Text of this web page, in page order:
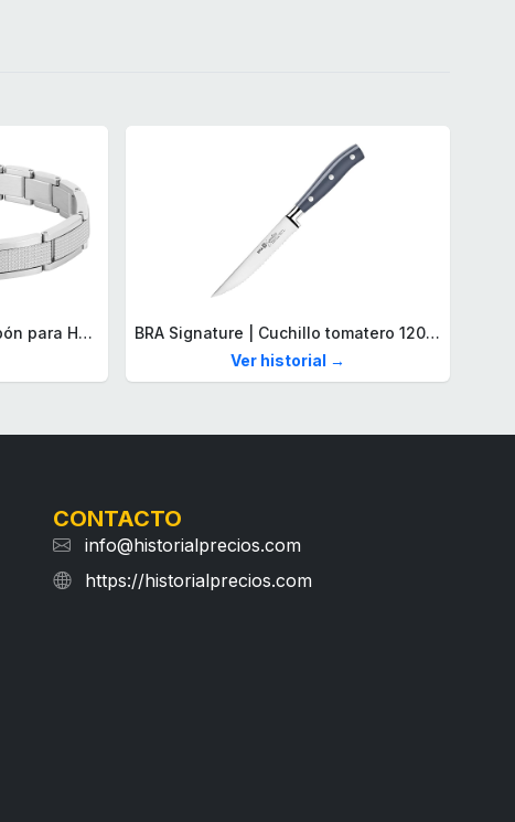
Lacoste Brazalete de eslabón para Hombre Colección STENCIL de Acero inoxidable
BRA Signature | Cuchillo tomatero 120 mm, Acero Inoxidable alemán forjado con Molibdeno Vanadio, Mango Remachado ABS, Diseño Ergonómico, Hoja 1,6 mm espesor
Ver historial →
CONTACTO
info@historialprecios.com
https://historialprecios.com